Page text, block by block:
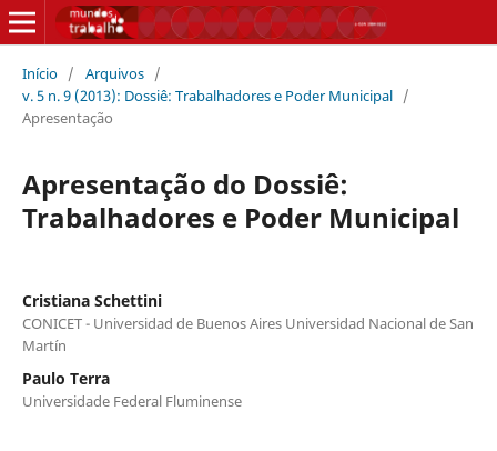
Início / Arquivos /
v. 5 n. 9 (2013): Dossiê: Trabalhadores e Poder Municipal /
Apresentação
Apresentação do Dossiê:
Trabalhadores e Poder Municipal
Cristiana Schettini
CONICET - Universidad de Buenos Aires Universidad Nacional de San
Martín
Paulo Terra
Universidade Federal Fluminense